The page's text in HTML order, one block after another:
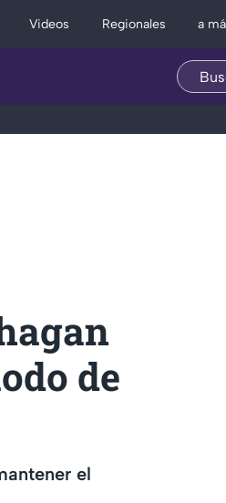
Videos Regionales a
de
el